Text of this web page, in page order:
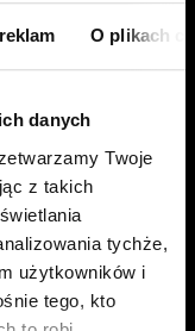
O plikach
danych
Twoje
z takich
tychże,
użytkowników i
tego, kto
więc
dla
zalecamy
jest także,
w przypadku